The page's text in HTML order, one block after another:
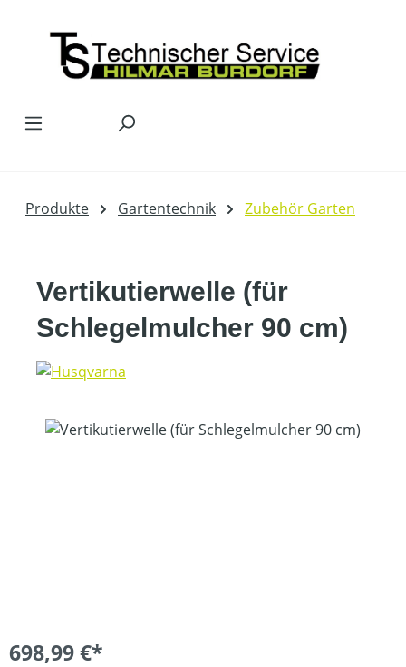
Produkte Gartentechnik Zubehör Garten
Vertikutierwelle (für
Schlegelmulcher 90 cm)
Bildergalerie überspringen
698,99 €*